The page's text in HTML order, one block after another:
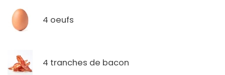
4 oeufs
4 tranches de bacon